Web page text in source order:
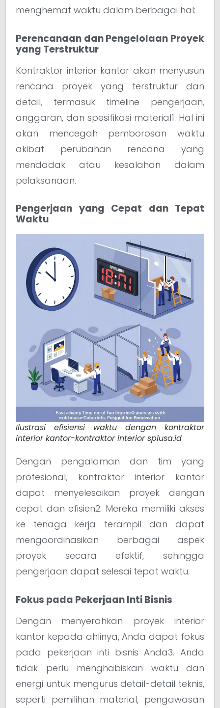
menghemat waktu dalam berbagai hal:
Perencanaan dan Pengelolaan Proyek
yang Terstruktur
Kontraktor interior kantor akan menyusun
rencana proyek yang terstruktur dan
detail, termasuk timeline pengerjaan,
anggaran, dan spesifikasi material1. Hal ini
akan mencegah pemborosan waktu
akibat perubahan rencana yang
mendadak atau kesalahan dalam
pelaksanaan.
Pengerjaan yang Cepat dan Tepat
Waktu
Ilustrasi efisiensi waktu dengan kontraktor
interior kantor-kontraktor interior splusa.id
Dengan pengalaman dan tim yang
profesional, kontraktor interior kantor
dapat menyelesaikan proyek dengan
cepat dan efisien2. Mereka memiliki akses
ke tenaga kerja terampil dan dapat
mengoordinasikan berbagai aspek
proyek secara efektif, sehingga
pengerjaan dapat selesai tepat waktu.
Fokus pada Pekerjaan Inti Bisnis
Dengan menyerahkan proyek interior
kantor kepada ahlinya, Anda dapat fokus
pada pekerjaan inti bisnis Anda3. Anda
tidak perlu menghabiskan waktu dan
energi untuk mengurus detail-detail teknis,
seperti pemilihan material, pengawasan